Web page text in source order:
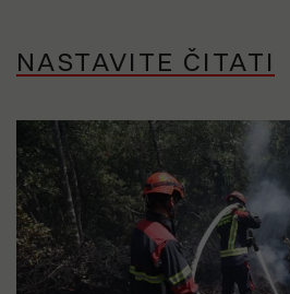
NASTAVITE ČITATI